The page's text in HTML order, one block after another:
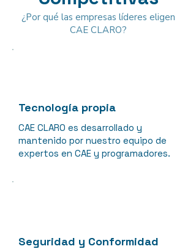
¿Por qué las empresas líderes eligen
CAE CLARO?
Tecnología propia
CAE CLARO es desarrollado y
mantenido por nuestro equipo de
expertos en CAE y programadores.
Seguridad y Conformidad